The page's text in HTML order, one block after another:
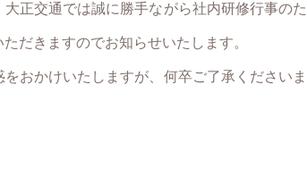
大正交通では誠に勝手ながら社内研修行事の
だきますのでお知らせいたします。
をおかけいたしますが、何卒ご了承ください